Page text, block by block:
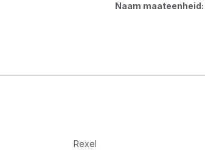
Naam maateenheid:
Rexel